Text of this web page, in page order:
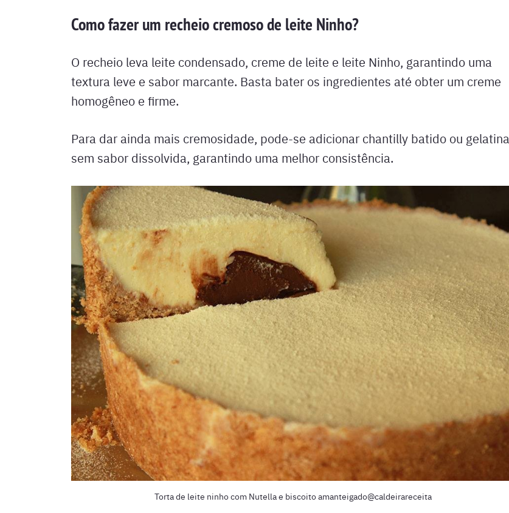
Como fazer um recheio cremoso de leite Ninho?
O recheio leva leite condensado, creme de leite e leite Ninho, garantindo uma
textura leve e sabor marcante. Basta bater os ingredientes até obter um creme
homogêneo e firme.
Para dar ainda mais cremosidade, pode-se adicionar chantilly batido ou gelatina
sem sabor dissolvida, garantindo uma melhor consistência.
Torta de leite ninho com Nutella e biscoito amanteigado@caldeirareceita